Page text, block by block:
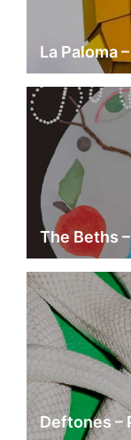
La Paloma
The Beths
Deftones –